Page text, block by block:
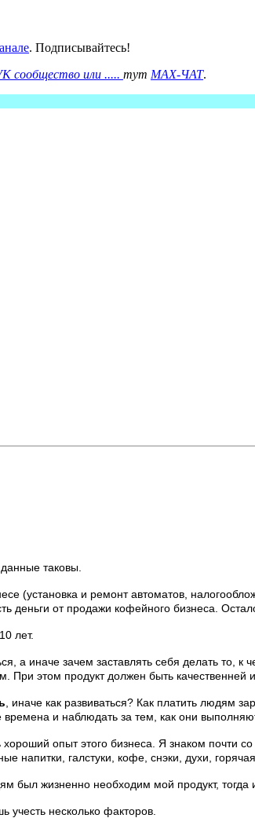
. Подписывайтесь!
сообщество или ..... тут MAX-ЧАТ.
таковы.
(установка и ремонт автоматов,
деньги от продажи кофейного бизнеса.
лет.
иначе зачем заставлять себя делать то, к
При этом продукт должен быть качественней
, иначе как развиваться? Как платить
и наблюдать за тем, как они
опыт этого бизнеса. Я знаком почти
напитки, галстуки, кофе, снэки, духи,
жизненно необходим мой продукт, тогда
учесть несколько факторов.